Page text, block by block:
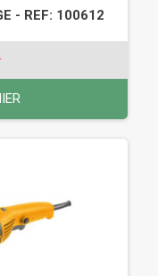
- REF: 100612